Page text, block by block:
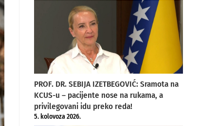
PROF. DR. SEBIJA IZETBEGOVIĆ: Sramota na
KCUS-u – pacijente nose na rukama, a
privilegovani idu preko reda!
5. kolovoza 2026.